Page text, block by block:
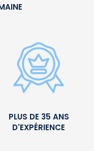
PLUS DE 35 ANS
D'EXPÉRIENCE